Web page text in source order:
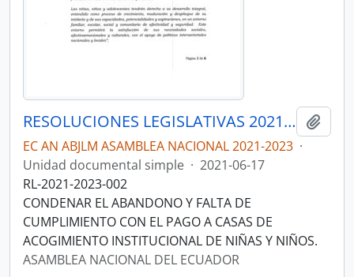
RESOLUCIONES LEGISLATIVAS 2021-2023
EC AN ABJLM ASAMBLEA NACIONAL 2021-2023 ·
Unidad documental simple · 2021-06-17
RL-2021-2023-002
CONDENAR EL ABANDONO Y FALTA DE
CUMPLIMIENTO CON EL PAGO A CASAS DE
ACOGIMIENTO INSTITUCIONAL DE NIÑAS Y NIÑOS.
ASAMBLEA NACIONAL DEL ECUADOR